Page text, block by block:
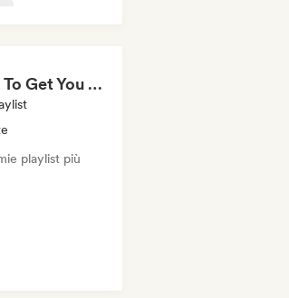
Dirty Blues To Get You Through Your Workday
playlist più